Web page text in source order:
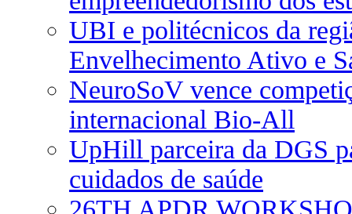
UBI e politécnicos da
Envelhecimento Ativo e
NeuroSoV vence
internacional Bio-All
UpHill parceira da DGS
cuidados de saúde